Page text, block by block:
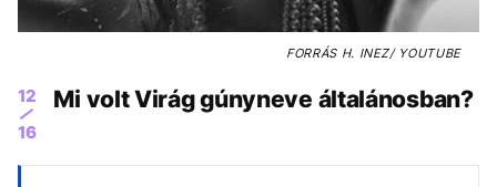
FORRÁSH. INEZ/ YOUTUBE
12
16
Mi volt Virág gúnyneve általánosban?